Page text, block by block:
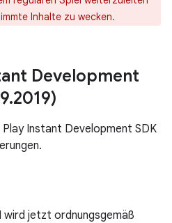
Inhalte zu wecken.
Development
.2019)
Instant Development SDK
wird jetzt ordnungsgemäß